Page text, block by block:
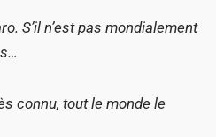
S’il n’est pas mondialement
connu, tout le monde le